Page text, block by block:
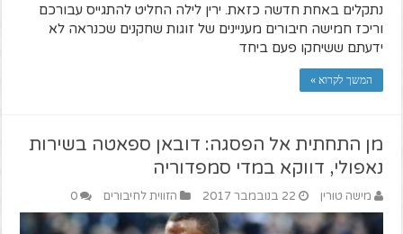
נתקלים באחת חדשה כזאת. ירין לילה החליט להתגייס עבורכם
וריכז חמישה חיבורים מעניינים של זוגות שחקנים שכנראה לא
ידעתם ששיחקו פעם ביחד
המשך לקרוא »
מן התחתית אל הפסגה: דובאן ספאטה בשירות
נאפולי, דווקא במדי סמפדוריה
מישה טורין 22 בנובמבר 2017 הזווית לחיבורים 0